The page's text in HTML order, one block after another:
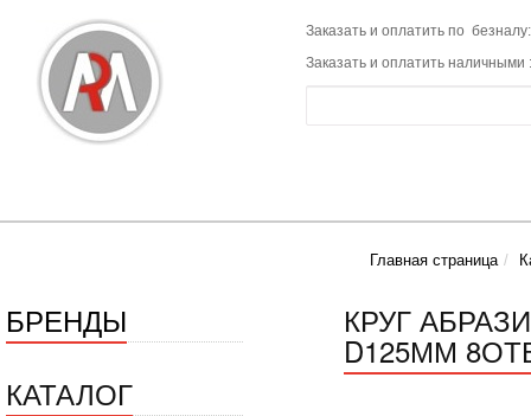
Заказать и оплатить по
Заказать и оплатить наличными
Главная страница
БРЕНДЫ
КАТАЛОГ
КРУГ
D125ММ